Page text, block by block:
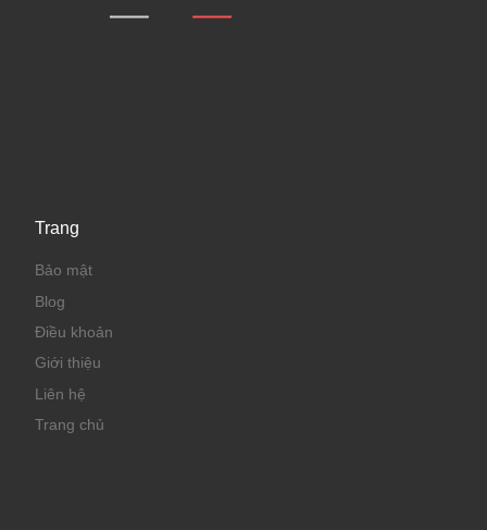
Trang
Bảo mật
Blog
Điều khoản
Giới thiệu
Liên hệ
Trang chủ